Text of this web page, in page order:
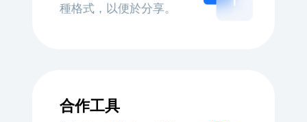
種格式，以便於分享。
合作工具